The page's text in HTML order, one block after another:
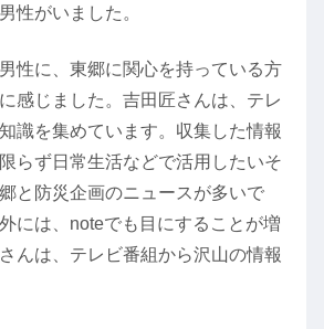
性がいました。
性に、東郷に関心を持っている方
感じました。吉田匠さんは、テレ
識を集めています。収集した情報
らず日常生活などで活用したいそ
と防災企画のニュースが多いで
には、noteでも目にすることが増
んは、テレビ番組から沢山の情報